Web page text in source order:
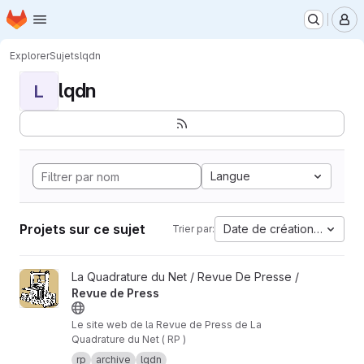
Passer au contenu principal
Page d'accueil
ExplorerSujetslqdn
L lqdn
Langue
Projets sur ce sujet Trier par: Date de création la plus
Afficher le projet Revue de Press
La Quadrature du Net / Revue De Presse /
Revue de Press
Le site web de la Revue de Press de La
Quadrature du Net ( RP )
rp
archive lqdn